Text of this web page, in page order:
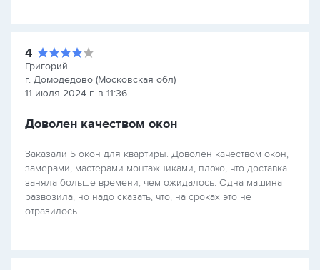
4
Григорий
г. Домодедово (Московская обл)
11 июля 2024 г. в 11:36
Доволен качеством окон
Заказали 5 окон для квартиры. Доволен качеством окон,
замерами, мастерами-монтажниками, плохо, что доставка
заняла больше времени, чем ожидалось. Одна машина
развозила, но надо сказать, что, на сроках это не
отразилось.